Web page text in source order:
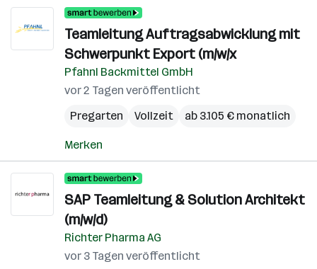
Teamleitung Auftragsabwicklung mit
Schwerpunkt Export (m/w/x
Pfahnl Backmittel GmbH
vor 2 Tagen veröffentlicht
Pregarten
Vollzeit ab 3.105 € monatlich
Merken
SAP Teamleitung & Solution Architekt
(m/w/d)
Richter Pharma AG
vor 3 Tagen veröffentlicht